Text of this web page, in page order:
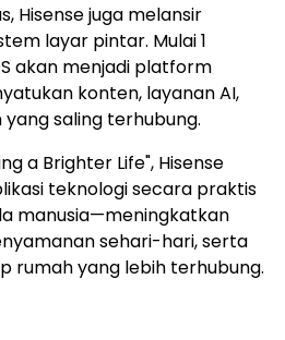
Hisense juga melansir
layar pintar. Mulai 1
akan menjadi platform
konten, layanan AI,
saling terhubung.
a Brighter Life", Hisense
teknologi secara praktis
manusia—meningkatkan
sehari-hari, serta
rumah yang lebih terhubung.